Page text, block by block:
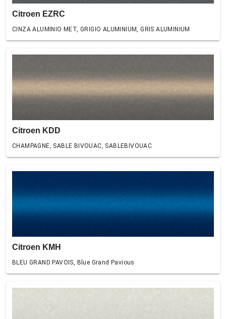
Citroen EZRC
CINZA ALUMINIO MET, GRIGIO ALUMINIUM, GRIS ALUMINIUM
Citroen KDD
CHAMPAGNE, SABLE BIVOUAC, SABLEBIVOUAC
Citroen KMH
BLEU GRAND PAVOIS, Blue Grand Pavious